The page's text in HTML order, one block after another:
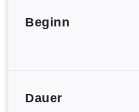
Beginn
Dauer